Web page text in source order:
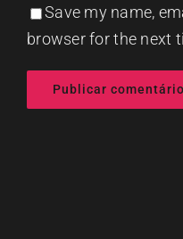
Save my name,
browser for the next